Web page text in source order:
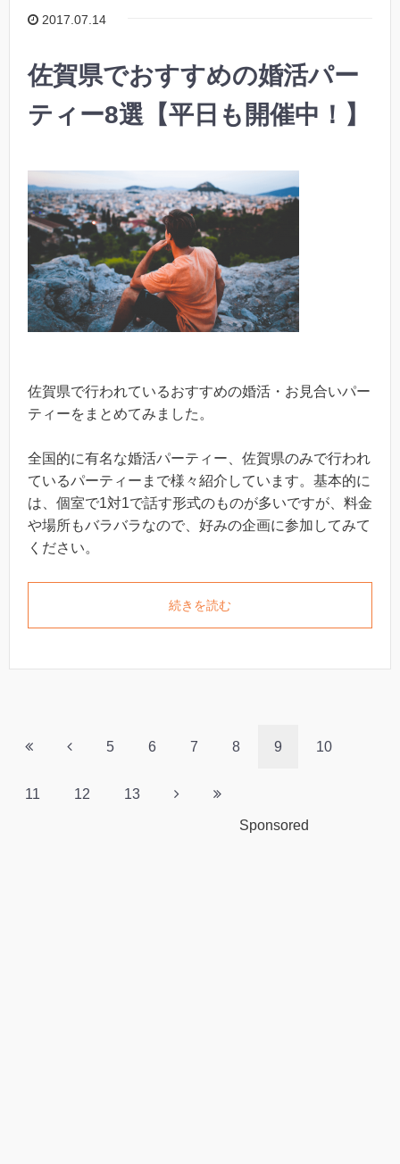
2017.07.14
佐賀県でおすすめの婚活パー
ティー8選【平日も開催中！】
佐賀県で行われているおすすめの婚活・お見合いパー
ティーをまとめてみました。
全国的に有名な婚活パーティー、佐賀県のみで行われ
ているパーティーまで様々紹介しています。基本的に
は、個室で1対1で話す形式のものが多いですが、料金
や場所もバラバラなので、好みの企画に参加してみて
ください。
続きを読む
5 6 7 8 9 10
11 12 13
Sponsored